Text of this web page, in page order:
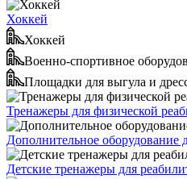
Хоккей
Хоккей
Военно-спортивное
Площадки для выгула и
Тренажеры для физической
Дополнительное оборудование
Детские тренажеры для